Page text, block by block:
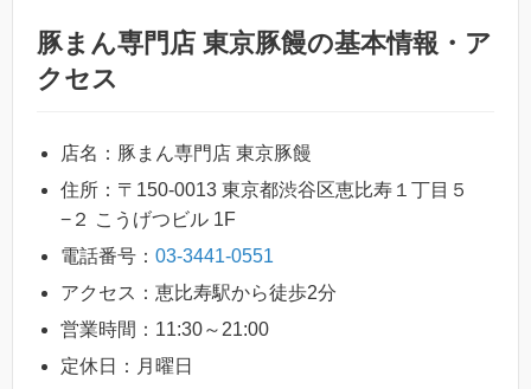
豚まん専門店 東京豚饅の基本情報・ア
クセス
店名：豚まん専門店 東京豚饅
住所：〒150-0013 東京都渋谷区恵比寿１丁目５
−２ こうげつビル 1F
電話番号： 03-3441-0551
アクセス：恵比寿駅から徒歩2分
営業時間：11:30～21:00
定休日：月曜日